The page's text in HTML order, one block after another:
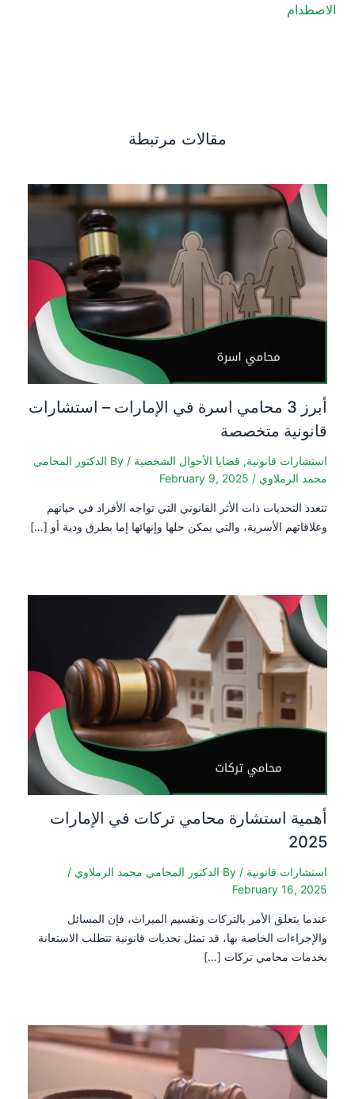
الاصطدام
مقالات مرتبطة
أبرز 3 محامي اسرة في الإمارات – استشارات
قانونية متخصصة
استشارات قانونية, قضايا الأحوال الشخصية / By
الدكتور المحامي
محمد الرملاوي /
February 9, 2025
تتعدد التحديات ذات الأثر القانوني التي تواجه الأفراد في حياتهم
وعلاقاتهم الأسرية، والتي يمكن حلها وإنهائها إما بطرق ودية أو […]
أهمية استشارة محامي تركات في الإمارات
2025
استشارات قانونية / By الدكتور المحامي محمد الرملاوي /
February 16, 2025
عندما يتعلق الأمر بالتركات وتقسيم الميراث، فإن المسائل
والإجراءات الخاصة بها، قد تمثل تحديات قانونية تتطلب الاستعانة
بخدمات محامي تركات […]